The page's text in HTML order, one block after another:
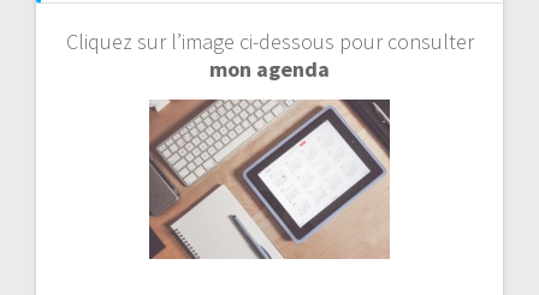
Cliquez sur l’image ci-dessous pour consulter
mon agenda